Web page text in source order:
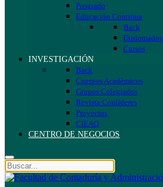
Posgrado
Educación Continua
Back
Diplomados
Cursos
INVESTIGACIÓN
Back
Cuerpos Académicos
Grupos Colegiados
Revista Conlíderes
Proyectos
CIEAQ
CENTRO DE NEGOCIOS